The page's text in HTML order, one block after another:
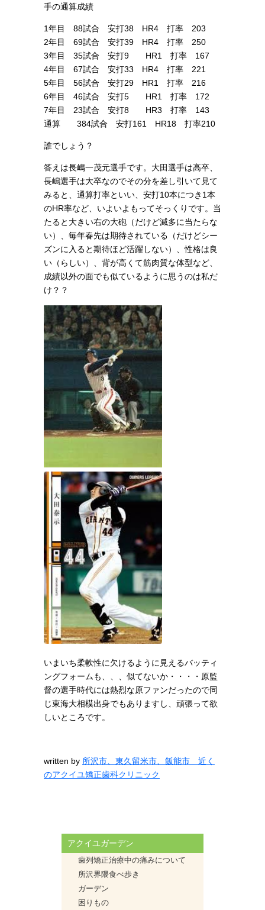
手の通算成績
1年目 88試合 安打38 HR4 打率 203
2年目 69試合 安打39 HR4 打率 250
3年目 35試合 安打9 HR1 打率 167
4年目 67試合 安打33 HR4 打率 221
5年目 56試合 安打29 HR1 打率 216
6年目 46試合 安打5 HR1 打率 172
7年目 23試合 安打8 HR3 打率 143
通算 384試合 安打161 HR18 打率210
誰でしょう？
答えは長嶋一茂元選手です。大田選手は高卒、
長嶋選手は大卒なのでその分を差し引いて見て
みると、通算打率といい、安打10本につき1本
のHR率など、いよいよもってそっくりです。当
たると大きい右の大砲（だけど滅多に当たらな
い）、毎年春先は期待されている（だけどシー
ズンに入ると期待ほど活躍しない）、性格は良
い（らしい）、背が高くて筋肉質な体型など、
成績以外の面でも似ているように思うのは私だ
け？？
いまいち柔軟性に欠けるように見えるバッティ
ングフォームも、、、似てないか・・・・原監
督の選手時代には熱烈な原ファンだったので同
じ東海大相模出身でもありますし、頑張って欲
しいところです。
written by 所沢市、東久留米市、飯能市 近く
のアクイユ矯正歯科クリニック
アクイユガーデン
歯列矯正治療中の痛みについて
所沢界隈食べ歩き
ガーデン
困りもの